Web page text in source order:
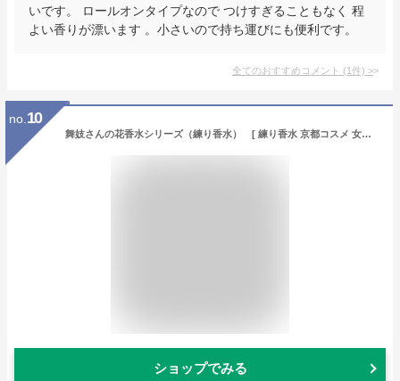
いです。 ロールオンタイプなので つけすぎることもなく 程
よい香りが漂います 。小さいので持ち運びにも便利です。
全てのおすすめコメント (1件) >
no. 10
舞妓さんの花香水シリーズ（練り香水） [ 練り香水 京都コスメ 女性 レディース やさしい香り さくら たんぽぽ あじさい 夏みかん 化粧品 ホワイトデー お返し ギフト ] sps
ショップでみる